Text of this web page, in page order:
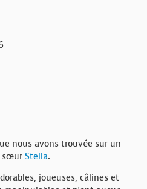
nous avons trouvée sur un
sœur Stella.
joueuses, câlines et